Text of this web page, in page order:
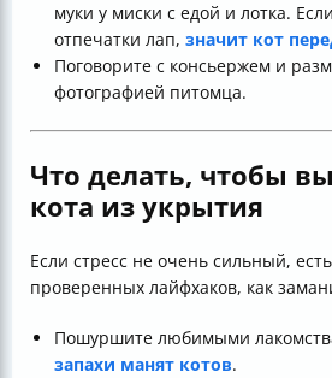
муки у миски с едой и лотка.
отпечатки лап, значит кот
Поговорите с консьержем и
фотографией питомца.
Что делать, чтобы
кота из укрытия
Если стресс не очень сильный,
проверенных лайфхаков, как
Пошуршите любимыми
запахи манят котов.